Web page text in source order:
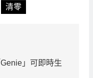
清零
」可即時生